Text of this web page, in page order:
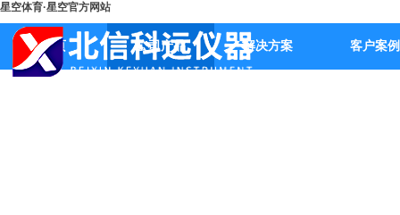
星空体育·星空官方网站
首页 公司产品 解决方案 客户案例